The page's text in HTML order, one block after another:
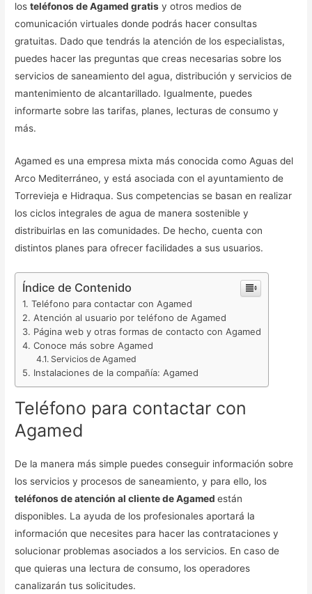
losteléfonos de Agamed gratis y otros medios de
comunicación virtuales donde podrás hacer consultas
gratuitas. Dado que tendrás la atención de los especialistas,
puedes hacer las preguntas que creas necesarias sobre los
servicios de saneamiento del agua, distribución y servicios de
mantenimiento de alcantarillado. Igualmente, puedes
informarte sobre las tarifas, planes, lecturas de consumo y
más.
Agamed es una empresa mixta más conocida como Aguas del
Arco Mediterráneo, y está asociada con el ayuntamiento de
Torrevieja e Hidraqua. Sus competencias se basan en realizar
los ciclos integrales de agua de manera sostenible y
distribuirlas en las comunidades. De hecho, cuenta con
distintos planes para ofrecer facilidades a sus usuarios.
Índice de Contenido
Teléfono para contactar con Agamed
Atención al usuario por teléfono de Agamed
Página web y otras formas de contacto con Agamed
Conoce más sobre Agamed
Servicios de Agamed
Instalaciones de la compañía: Agamed
Teléfono para contactar con
Agamed
De la manera más simple puedes conseguir información sobre
los servicios y procesos de saneamiento, y para ello, los
teléfonos de atención al cliente de Agamedestán
disponibles. La ayuda de los profesionales aportará la
información que necesites para hacer las contrataciones y
solucionar problemas asociados a los servicios. En caso de
que quieras una lectura de consumo, los operadores
canalizarán tus solicitudes.